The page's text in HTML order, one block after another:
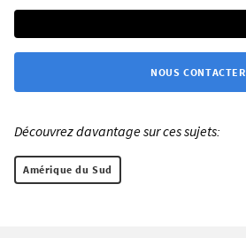
NOUS CONTACTER
Découvrez davantage sur ces sujets:
Amérique du Sud